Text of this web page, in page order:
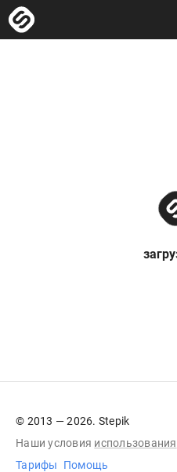
© 2013 — 2026. Stepik
Наши условия использования
Тарифы
Помощь